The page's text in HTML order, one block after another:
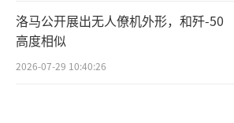
洛马公开展出无人僚机外形，和歼-50
高度相似
2026-07-29 10:40:26